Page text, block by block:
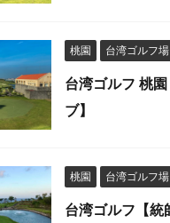
桃園 台湾ゴルフ場
台湾ゴルフ 桃
ブ】
桃園 台湾ゴルフ場
台湾ゴルフ【統